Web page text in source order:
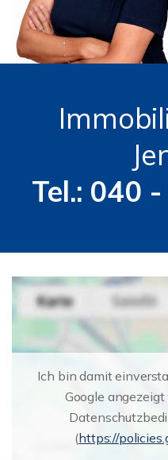
Tel.: 040
Ich bin damit
Google
(https://